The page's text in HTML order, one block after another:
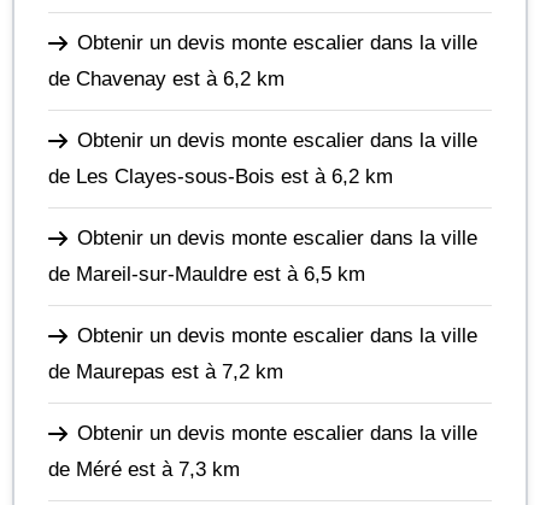
Obtenir un devis monte escalier dans la ville
de Chavenay est à 6,2 km
Obtenir un devis monte escalier dans la ville
de Les Clayes-sous-Bois est à 6,2 km
Obtenir un devis monte escalier dans la ville
de Mareil-sur-Mauldre est à 6,5 km
Obtenir un devis monte escalier dans la ville
de Maurepas est à 7,2 km
Obtenir un devis monte escalier dans la ville
de Méré est à 7,3 km